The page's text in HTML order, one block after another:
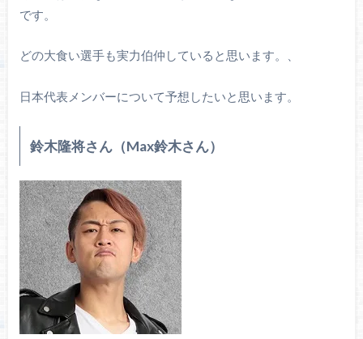
です。
どの大食い選手も実力伯仲していると思います。、
日本代表メンバーについて予想したいと思います。
鈴木隆将さん（Max鈴木さん）